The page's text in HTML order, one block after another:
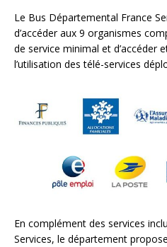
Le Bus Départemental France
d’accéder aux 9 organismes
de service minimal et d’accéder
l’utilisation des télé-services
En complément des services
Services, le département